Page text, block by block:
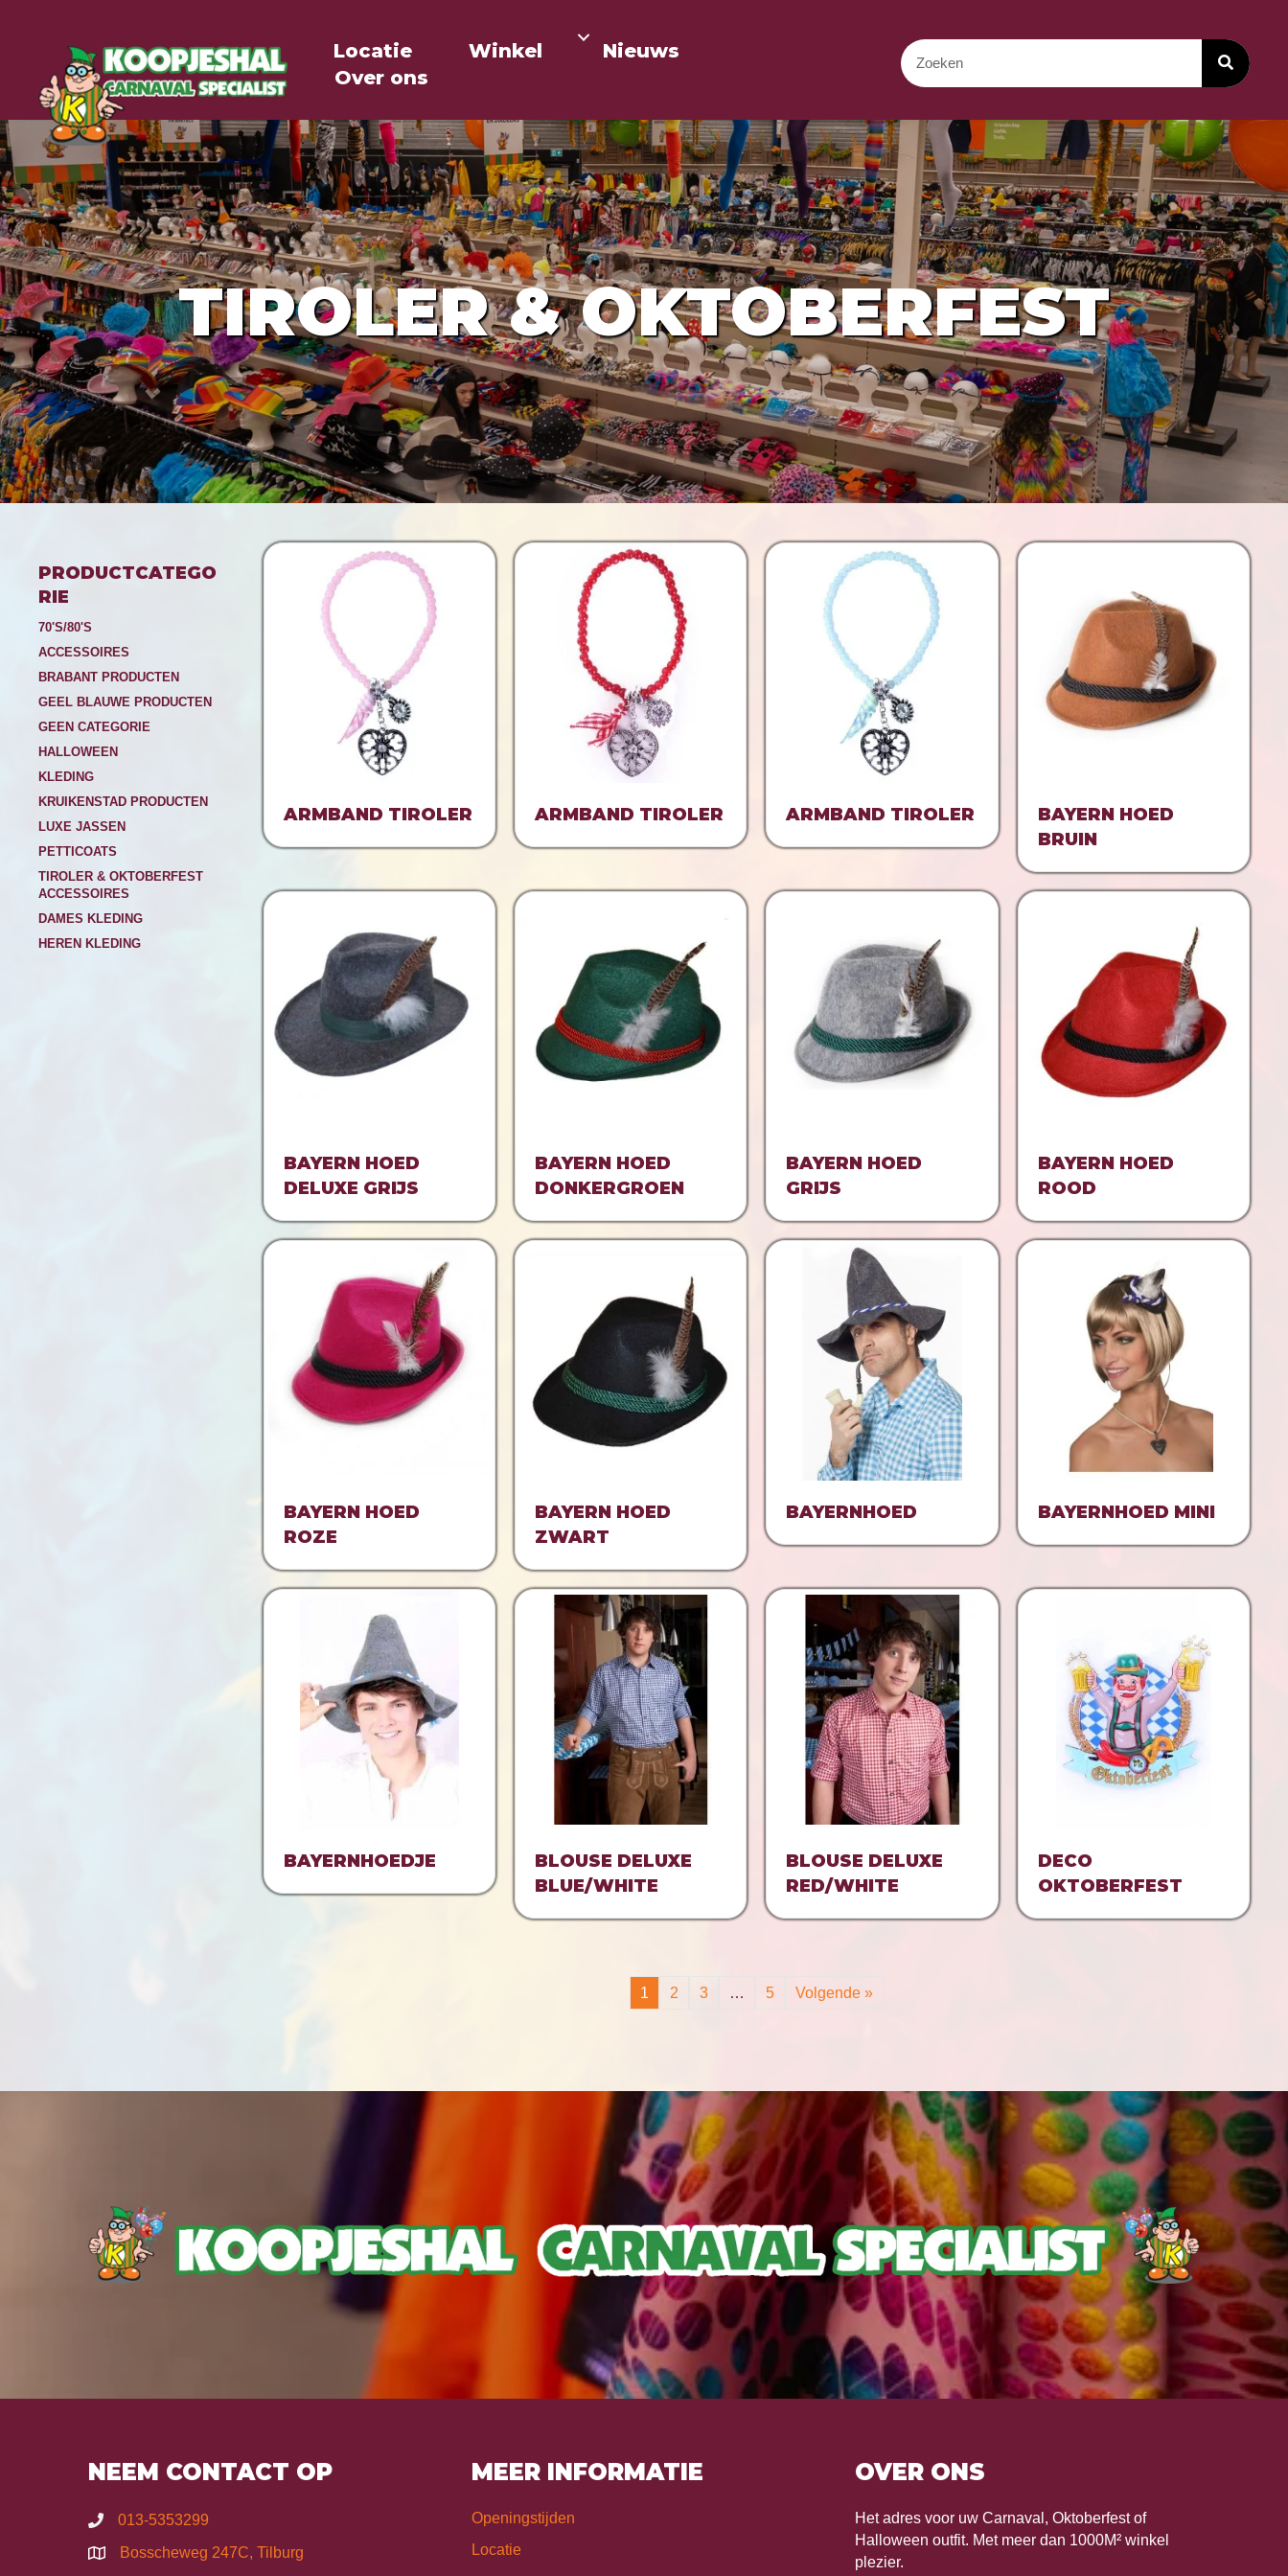
Locatie Winkel
Nieuws
Over ons
TIROLER & OKTOBERFEST
PRODUCTCATEGO
RIE
70'S/80'S
ACCESSOIRES
BRABANT PRODUCTEN
GEEL BLAUWE PRODUCTEN
GEEN CATEGORIE
HALLOWEEN
KLEDING
KRUIKENSTAD PRODUCTEN
LUXE JASSEN
PETTICOATS
TIROLER & OKTOBERFEST
ACCESSOIRES
DAMES KLEDING
HEREN KLEDING
ARMBAND TIROLER ARMBAND TIROLER ARMBAND TIROLER
BAYERN HOED
BRUIN
BAYERN HOED
DELUXE GRIJS
BAYERN HOED
DONKERGROEN
BAYERN HOED
GRIJS
BAYERN HOED
ROOD
BAYERN HOED
ROZE
BAYERN HOED
ZWART
BAYERNHOED BAYERNHOED MINI
BAYERNHOEDJE
BLOUSE DELUXE
BLUE/WHITE
BLOUSE DELUXE
RED/WHITE
DECO
OKTOBERFEST
1 2 3 … 5 Volgende »
NEEM CONTACT OP
013-5353299
Bosscheweg 247C, Tilburg
MEER INFORMATIE
Openingstijden
Locatie
OVER ONS
Het adres voor uw Carnaval, Oktoberfest of
Halloween outfit. Met meer dan 1000M² winkel
plezier.